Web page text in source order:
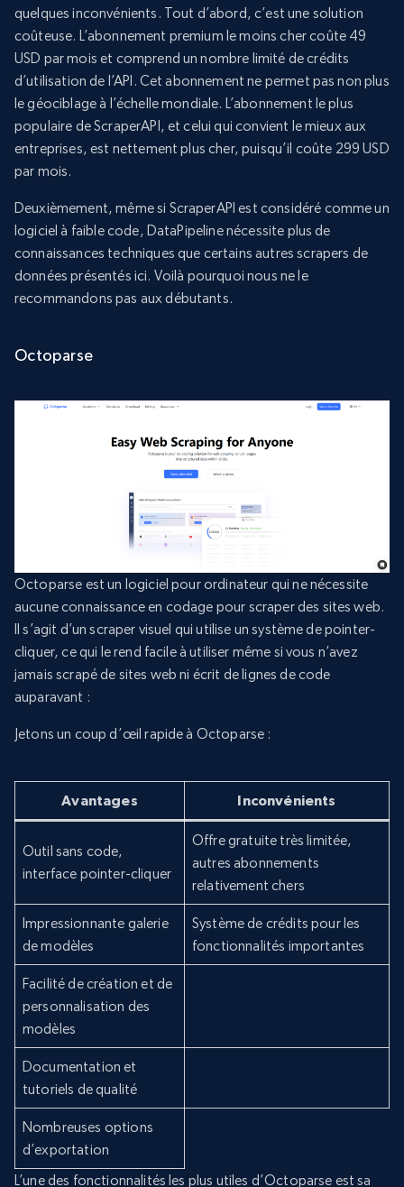
quelques inconvénients. Tout d’abord, c’est une solution
coûteuse. L’abonnement premium le moins cher coûte 49
USD par mois et comprend un nombre limité de crédits
d’utilisation de l’API. Cet abonnement ne permet pas non plus
le géociblage à l’échelle mondiale. L’abonnement le plus
populaire de ScraperAPI, et celui qui convient le mieux aux
entreprises, est nettement plus cher, puisqu’il coûte 299 USD
par mois.
Deuxièmement, même si ScraperAPI est considéré comme un
logiciel à faible code, DataPipeline nécessite plus de
connaissances techniques que certains autres scrapers de
données présentés ici. Voilà pourquoi nous ne le
recommandons pas aux débutants.
Octoparse
Octoparse est un logiciel pour ordinateur qui ne nécessite
aucune connaissance en codage pour scraper des sites web.
Il s’agit d’un scraper visuel qui utilise un système de pointer-
cliquer, ce qui le rend facile à utiliser même si vous n’avez
jamais scrapé de sites web ni écrit de lignes de code
auparavant :
Jetons un coup d’œil rapide à Octoparse :
Avantages Inconvénients
Outil sans code,
interface pointer-cliquer
Offre gratuite très limitée,
autres abonnements
relativement chers
Impressionnante galerie
de modèles
Système de crédits pour les
fonctionnalités importantes
Facilité de création et de
personnalisation des
modèles
Documentation et
tutoriels de qualité
Nombreuses options
d’exportation
L’une des fonctionnalités les plus utiles d’Octoparse est sa